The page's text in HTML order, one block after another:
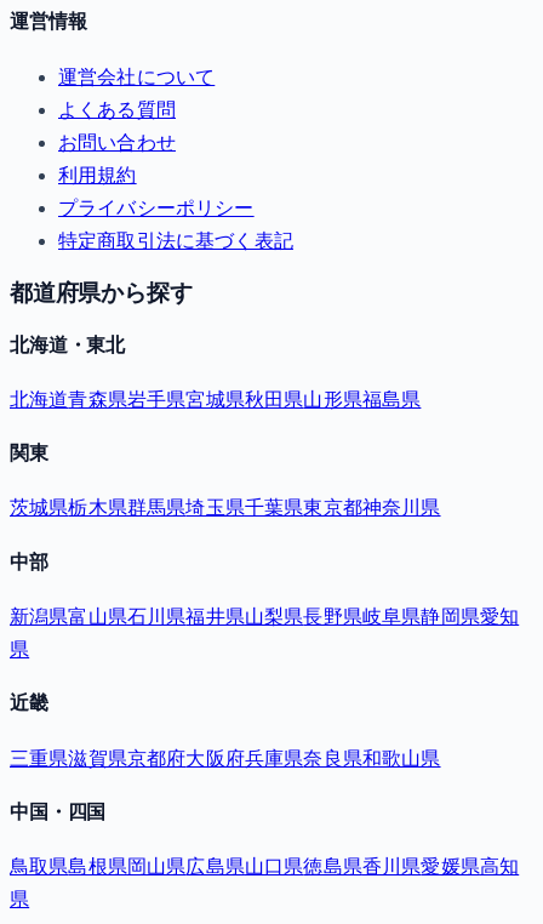
運営情報
運営会社について
よくある質問
お問い合わせ
利用規約
プライバシーポリシー
特定商取引法に基づく表記
都道府県から探す
北海道・東北
北海道青森県岩手県宮城県秋田県山形県福島県
関東
茨城県栃木県群馬県埼玉県千葉県東京都神奈川県
中部
新潟県富山県石川県福井県山梨県長野県岐阜県静岡県愛知
県
近畿
三重県滋賀県京都府大阪府兵庫県奈良県和歌山県
中国・四国
鳥取県島根県岡山県広島県山口県徳島県香川県愛媛県高知
県